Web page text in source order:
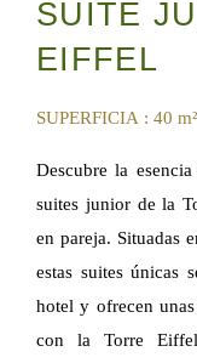
SUITE
EIFFEL
SUPERFICIA : 40 m²
Descubre la
suites junior de la
en pareja. Situadas
estas suites únicas
hotel y ofrecen
con la Torre